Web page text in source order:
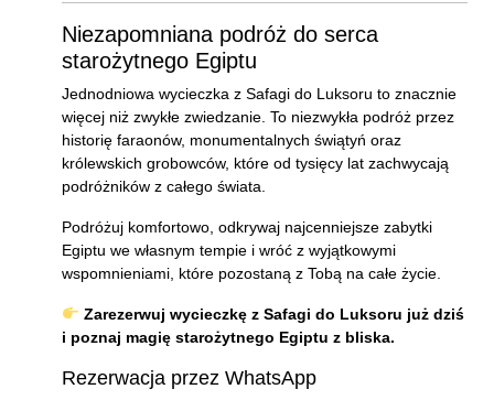
Niezapomniana podróż do serca
starożytnego Egiptu
Jednodniowa wycieczka z Safagi do Luksoru to znacznie
więcej niż zwykłe zwiedzanie. To niezwykła podróż przez
historię faraonów, monumentalnych świątyń oraz
królewskich grobowców, które od tysięcy lat zachwycają
podróżników z całego świata.
Podróżuj komfortowo, odkrywaj najcenniejsze zabytki
Egiptu we własnym tempie i wróć z wyjątkowymi
wspomnieniami, które pozostaną z Tobą na całe życie.
Zarezerwuj wycieczkę z Safagi do Luksoru już dziś
i poznaj magię starożytnego Egiptu z bliska.
Rezerwacja przez WhatsApp